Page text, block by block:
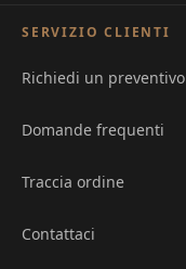
SERVIZIO CLIENTI
Richiedi un preventivo
Domande frequenti
Traccia ordine
Contattaci